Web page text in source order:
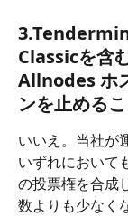
Classicを含
Allnodes ホ
ンを止める
いいえ。当社が
いずれにおいて
の投票権を合成
数よりも少なく